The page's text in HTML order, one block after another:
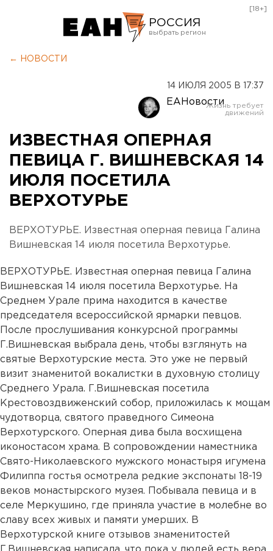
РОССИЯ
Оренбург
[18+]
← НОВОСТИ
14 ИЮЛЯ 2005 В 17:37
ЕАНовости
ИЗВЕСТНАЯ ОПЕРНАЯ
ПЕВИЦА Г. ВИШНЕВСКАЯ 14
ИЮЛЯ ПОСЕТИЛА
ВЕРХОТУРЬЕ
ВЕРХОТУРЬЕ. Известная оперная певица Галина
Вишневская 14 июля посетила Верхотурье.
ВЕРХОТУРЬЕ. Известная оперная певица Галина
Вишневская 14 июля посетила Верхотурье. На
Среднем Урале прима находится в качестве
председателя всероссийской ярмарки певцов.
После прослушивания конкурсной программы
Г.Вишневская выбрала день, чтобы взглянуть на
святые Верхотурские места. Это уже не первый
визит знаменитой вокалистки в духовную столицу
Среднего Урала. Г.Вишневская посетила
Крестовоздвиженский собор, приложилась к мощам
чудотворца, святого праведного Симеона
Верхотурского. Оперная дива была восхищена
иконостасом храма. В сопровождении наместника
Свято-Николаевского мужского монастыря игумена
Филиппа гостья осмотрела редкие экспонаты 18-19
веков монастырского музея. Побывала певица и в
селе Меркушино, где приняла участие в молебне во
славу всех живых и памяти умерших. В
Верхотурской книге отзывов знаменитостей